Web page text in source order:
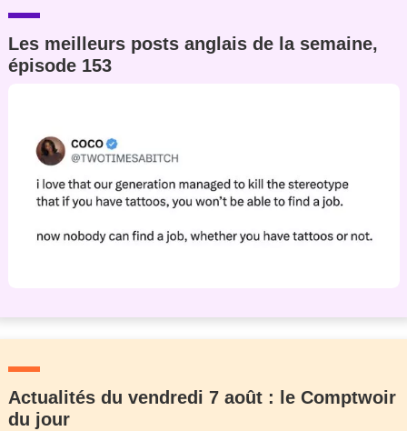
Les meilleurs posts anglais de la semaine,
épisode 153
Actualités du vendredi 7 août : le Comptwoir
du jour